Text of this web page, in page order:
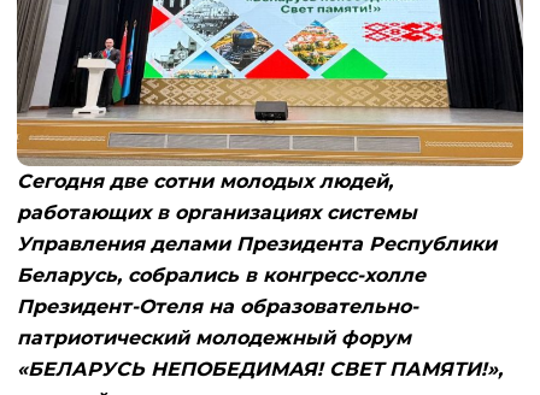
Сегодня две сотни молодых людей,
работающих в организациях системы
Управления делами Президента Республики
Беларусь, собрались в конгресс-холле
Президент-Отеля на образовательно-
патриотический молодежный форум
«БЕЛАРУСЬ НЕПОБЕДИМАЯ! СВЕТ ПАМЯТИ!»,